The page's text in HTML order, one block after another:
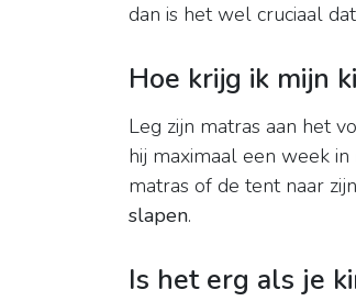
dan is het wel cruciaal
Hoe krijg ik mijn
Leg zijn matras aan het
hij maximaal een week
matras of de tent naar zijn
slapen.
Is het erg als je